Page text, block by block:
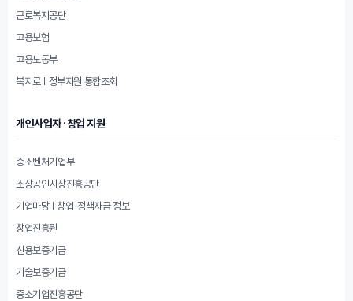
근로복지공단
고용보험
고용노동부
복지로 | 정부지원 통합조회
개인사업자·창업 지원
중소벤처기업부
소상공인시장진흥공단
기업마당 | 창업·정책자금 정보
창업진흥원
신용보증기금
기술보증기금
중소기업진흥공단